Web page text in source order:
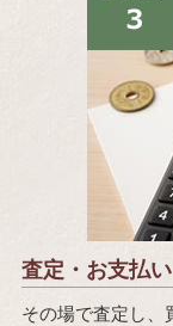
査定・お支払い
その場で査定し、